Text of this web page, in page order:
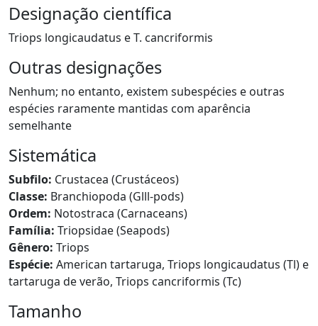
Designação científica
Triops longicaudatus e T. cancriformis
Outras designações
Nenhum; no entanto, existem subespécies e outras
espécies raramente mantidas com aparência
semelhante
Sistemática
Subfilo: Crustacea (Crustáceos)
Classe: Branchiopoda (Glll-pods)
Ordem: Notostraca (Carnaceans)
Família: Triopsidae (Seapods)
Gênero: Triops
Espécie: American tartaruga, Triops longicaudatus (Tl) e
tartaruga de verão, Triops cancriformis (Tc)
Tamanho